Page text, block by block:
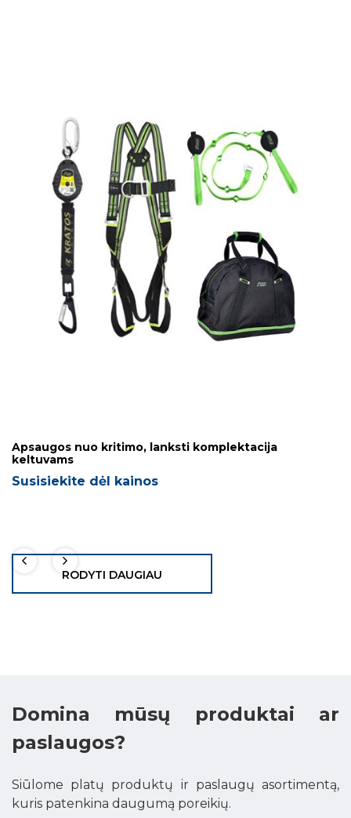
Apsaugos nuo kritimo, lanksti komplektacija
keltuvams
Susisiekite dėl kainos
RODYTI DAUGIAU
Domina mūsų produktai ar
paslaugos?
Siūlome platų produktų ir paslaugų asortimentą,
kuris patenkina daugumą poreikių.